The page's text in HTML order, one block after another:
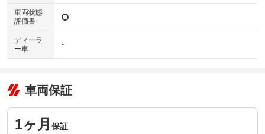
車両状態
評価書
ディーラ
ー車
-
車両保証
1ヶ月 保証